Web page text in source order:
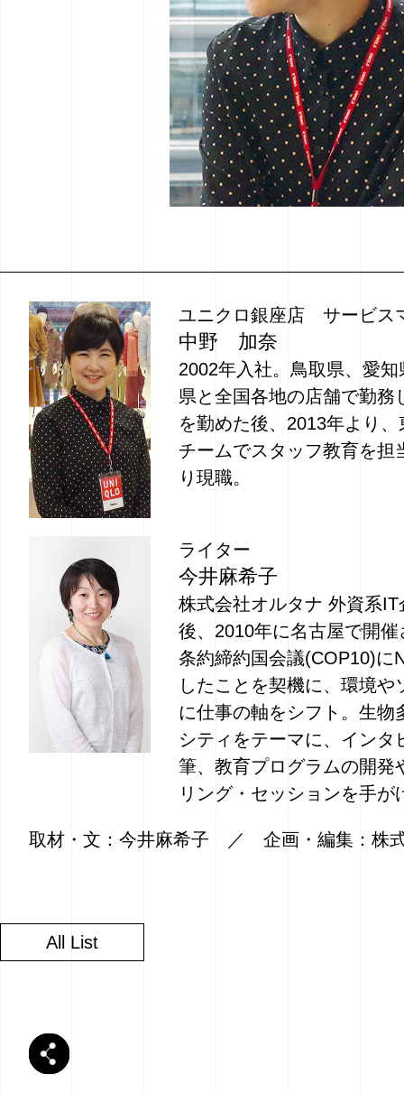
ユニクロ銀座店 サービス
中野 加奈
2002年入社。鳥取県、愛
県と全国各地の店舗で勤務
を勤めた後、2013年より
チームでスタッフ教育を担
り現職。
ライター
今井麻希子
株式会社オルタナ 外資系
後、2010年に名古屋で開
条約締約国会議(COP10)に
したことを契機に、環境や
に仕事の軸をシフト。生物
シティをテーマに、インタ
筆、教育プログラムの開発
リング・セッションを手が
取材・文：今井麻希子 ／ 企画・編集：株
All List